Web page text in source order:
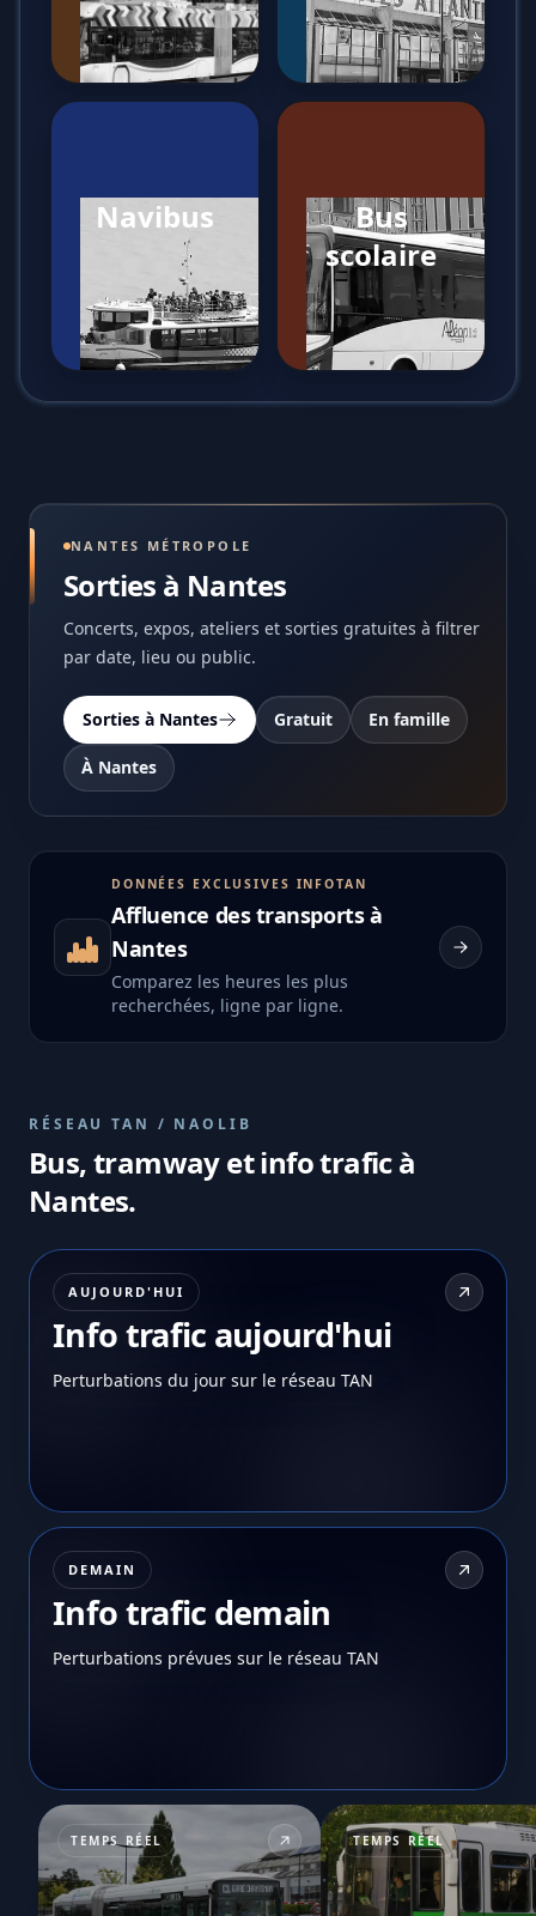
Navibus
Bus
scolaire
NANTES MÉTROPOLE
Sorties à Nantes
Concerts, expos, ateliers et sorties gratuites à filtrer
par date, lieu ou public.
Sorties à Nantes Gratuit En famille
À Nantes
DONNÉES EXCLUSIVES INFOTAN
Affluence des transports à
Nantes
Comparez les heures les plus
recherchées, ligne par ligne.
RÉSEAU TAN / NAOLIB
Bus, tramway et info trafic à
Nantes.
AUJOURD'HUI
Info trafic aujourd'hui
Perturbations du jour sur le réseau TAN
DEMAIN
Info trafic demain
Perturbations prévues sur le réseau TAN
TEMPS RÉEL TEMPS RÉEL